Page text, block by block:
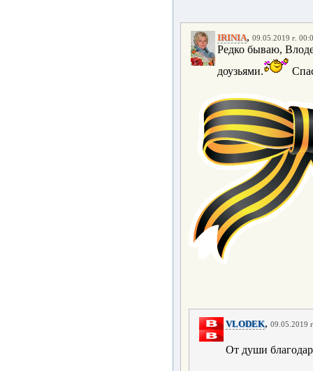
IRINIA, 09.05.2019 г.
Редко бываю,
доузьями.
VLODEK, 09.05.2019
От души